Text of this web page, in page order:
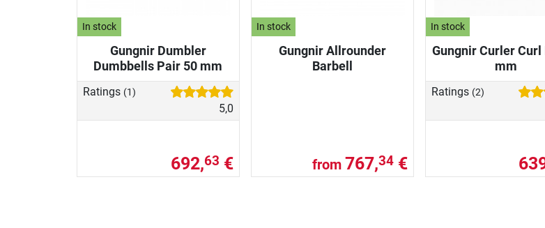
In stock
Gungnir Dumbler
Dumbbells Pair 50 mm
Ratings (1)
5,0
692,63 €
In stock
Gungnir Allrounder
Barbell
from 767,34€
In stock
Gungnir Curler Curl
mm
Ratings (2)